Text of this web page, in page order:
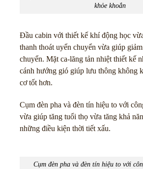
khỏe khoắn
Đầu cabin với thiết kế khí động học
thanh thoát uyển chuyển vừa giúp
chuyển. Mặt ca-lăng tản nhiệt thiết kế
cánh hướng gió giúp lưu thông không
cơ tốt hơn.
Cụm đèn pha và đèn tín hiệu to với
vừa giúp tăng tuổi thọ vừa tăng khả
những điều kiện thời tiết xấu.
Cụm đèn pha và đèn tín hiệu to với